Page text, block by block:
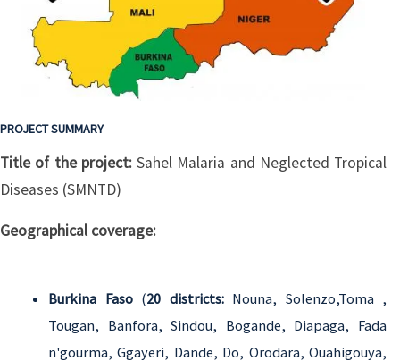
PROJECT SUMMARY
Title of the project: Sahel Malaria and Neglected Tropical
Diseases (SMNTD)
Geographical coverage:
Burkina Faso(20 districts:Nouna, Solenzo,Toma ,
Tougan, Banfora, Sindou, Bogande, Diapaga, Fada
n'gourma, Ggayeri, Dande, Do, Orodara, Ouahigouya,